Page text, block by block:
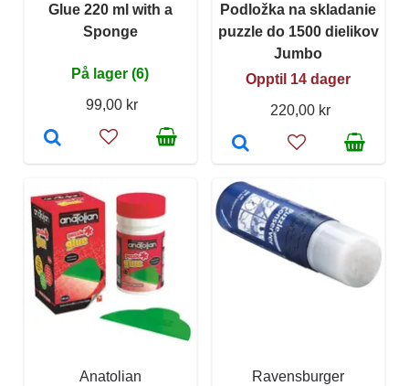
Glue 220 ml with a
Sponge
På lager (6)
99,00 kr
Podložka na skladanie
puzzle do 1500 dielikov
Jumbo
Opptil 14 dager
220,00 kr
Anatolian Ravensburger